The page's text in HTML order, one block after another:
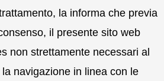
la informa che previa
il presente sito web
non strettamente necessari al
navigazione in linea con le